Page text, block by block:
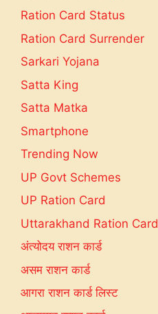
Ration Card Status
Ration Card Surrender
Sarkari Yojana
Satta King
Satta Matka
Smartphone
Trending Now
UP Govt Schemes
UP Ration Card
Uttarakhand Ration Card
अंत्योदय राशन कार्ड
असम राशन कार्ड
आगरा राशन कार्ड लिस्ट